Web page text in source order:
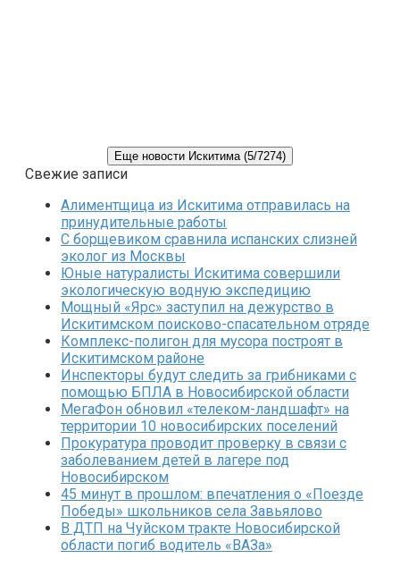
Еще новости Искитима (5/7274)
Свежие записи
Алиментщица из Искитима отправилась на
принудительные работы
С борщевиком сравнила испанских слизней
эколог из Москвы
Юные натуралисты Искитима совершили
экологическую водную экспедицию
Мощный «Ярс» заступил на дежурство в
Искитимском поисково-спасательном отряде
Комплекс-полигон для мусора построят в
Искитимском районе
Инспекторы будут следить за грибниками с
помощью БПЛА в Новосибирской области
МегаФон обновил «телеком-ландшафт» на
территории 10 новосибирских поселений
Прокуратура проводит проверку в связи с
заболеванием детей в лагере под
Новосибирском
45 минут в прошлом: впечатления о «Поезде
Победы» школьников села Завьялово
В ДТП на Чуйском тракте Новосибирской
области погиб водитель «ВАЗа»